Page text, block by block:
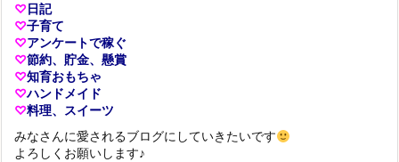
♡日記
♡子育て
♡アンケートで稼ぐ
♡節約、貯金、懸賞
♡知育おもちゃ
♡ハンドメイド
♡料理、スイーツ
みなさんに愛されるブログにしていきたいです
よろしくお願いします♪